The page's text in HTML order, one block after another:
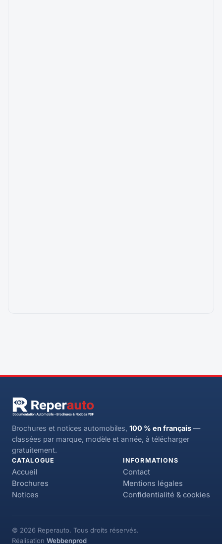
Brochures et notices automobiles, 100 % en français —
classées par marque, modèle et année, à télécharger
gratuitement.
CATALOGUE
Accueil
Brochures
Notices
INFORMATIONS
Contact
Mentions légales
Confidentialité & cookies
© 2026 Reperauto. Tous droits réservés.
Réalisation Webbenprod